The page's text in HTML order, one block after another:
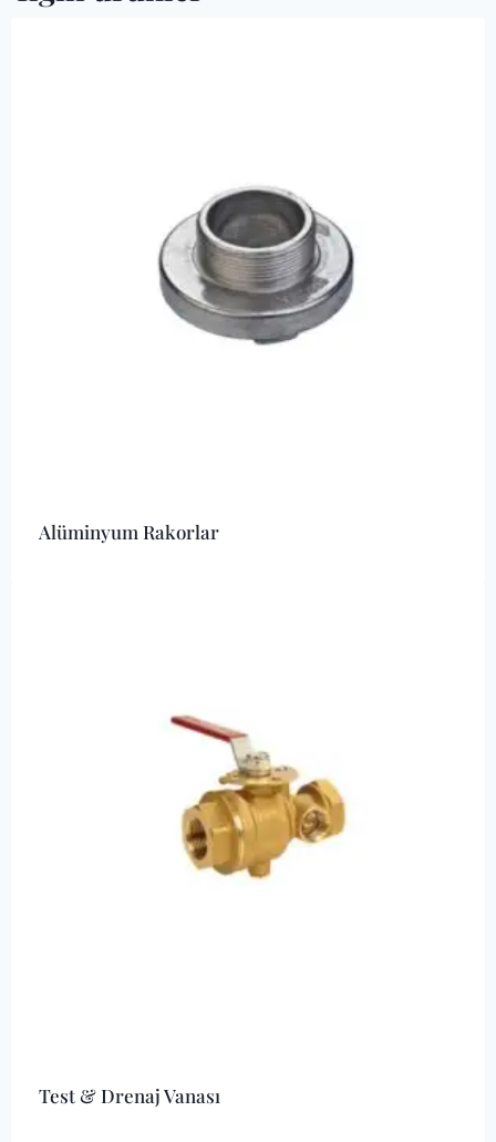
Alüminyum Rakorlar
Test & Drenaj Vanası